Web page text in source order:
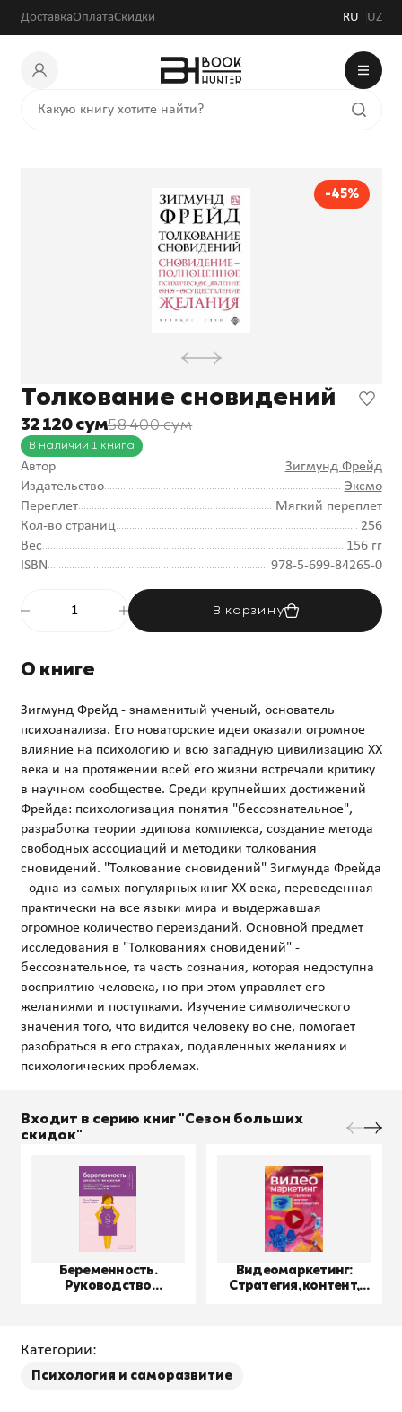
ДоставкаОплатаСкидки RU UZ
-45%
Толкование сновидений
32 120 сум58 400 сум
В наличии 1 книга
Автор
Зигмунд Фрейд
Издательство
Эксмо
Переплет
Мягкий переплет
Кол-во страниц
256
Вес
156 гг
ISBN
978-5-699-84265-0
В корзину
О книге
Зигмунд Фрейд - знаменитый ученый, основатель
психоанализа. Его новаторские идеи оказали огромное
влияние на психологию и всю западную цивилизацию XX
века и на протяжении всей его жизни встречали критику
в научном сообществе. Среди крупнейших достижений
Фрейда: психологизация понятия "бессознательное",
разработка теории эдипова комплекса, создание метода
свободных ассоциаций и методики толкования
сновидений. "Толкование сновидений" Зигмунда Фрейда
- одна из самых популярных книг ХХ века, переведенная
практически на все языки мира и выдержавшая
огромное количество переизданий. Основной предмет
исследования в "Толкованиях сновидений" -
бессознательное, та часть сознания, которая недоступна
восприятию человека, но при этом управляет его
желаниями и поступками. Изучение символического
значения того, что видится человеку во сне, помогает
разобраться в его страхах, подавленных желаниях и
Входит в серию книг "Сезон больших
скидок"
Беременность.
Руководство
Видеомаркетинг:
Стратегия, контент,
Категории:
Психология и саморазвитие